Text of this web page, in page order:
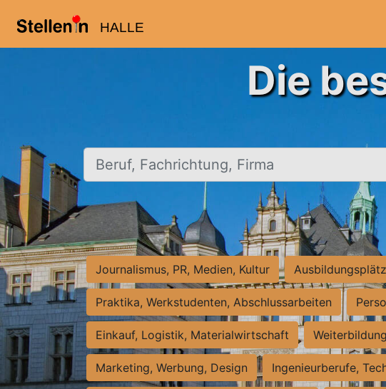
HALLE
Die
Beruf, Fachrichtung, Firma
Journalismus, PR, Medien, Kultur
Praktika, Werkstudenten, Abschlussarbeiten
Einkauf, Logistik, Materialwirtschaft
Marketing, Werbung, Design Ingenieurberufe,